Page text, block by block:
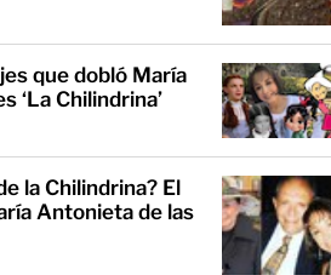
que dobló María
‘La Chilindrina’
la Chilindrina? El
Antonieta de las